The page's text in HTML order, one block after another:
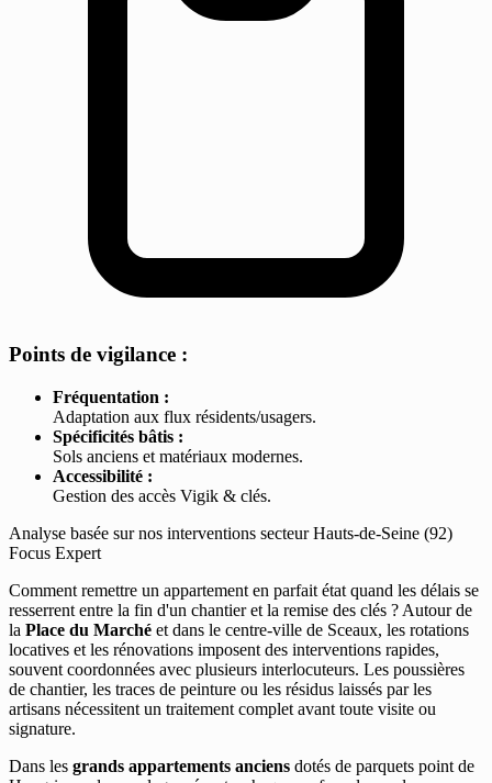
Points de vigilance :
Fréquentation :
Adaptation aux flux résidents/usagers.
Spécificités bâtis :
Sols anciens et matériaux modernes.
Accessibilité :
Gestion des accès Vigik & clés.
Analyse basée sur nos interventions secteur Hauts-de-Seine (92)
Focus Expert
Comment remettre un appartement en parfait état quand les délais se
resserrent entre la fin d'un chantier et la remise des clés ? Autour de
la Place du Marché et dans le centre-ville de Sceaux, les rotations
locatives et les rénovations imposent des interventions rapides,
souvent coordonnées avec plusieurs interlocuteurs. Les poussières
de chantier, les traces de peinture ou les résidus laissés par les
artisans nécessitent un traitement complet avant toute visite ou
signature.
Dans les grands appartements anciens dotés de parquets point de